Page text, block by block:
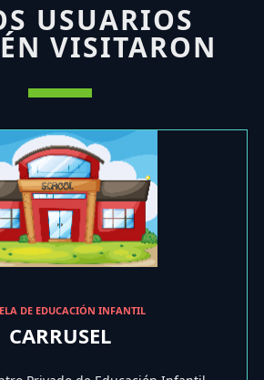
USUARIOS
VISITARON
DE EDUCACIÓN INFANTIL
CARRUSEL